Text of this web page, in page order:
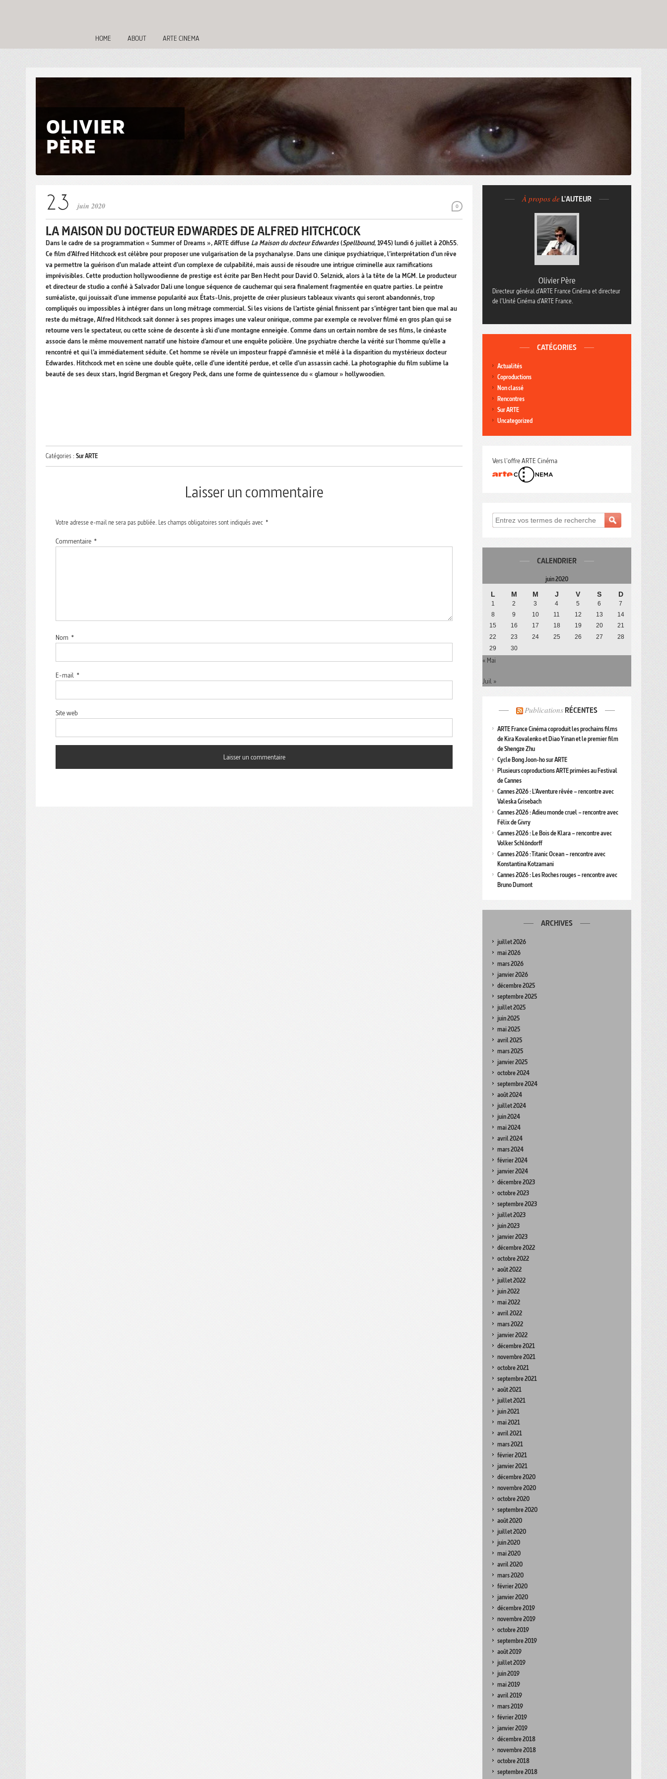
HOME ABOUT ARTE CINEMA
OLIVIER
PÈRE
0
juin 2020
LA MAISON DU DOCTEUR EDWARDES DE ALFRED HITCHCOCK
Dans le cadre de sa programmation « Summer of Dreams », ARTE diffuse La Maison du docteur Edwardes(Spellbound, 1945) lundi 6 juillet à 20h55.
Ce film d’Alfred Hitchcock est célèbre pour proposer une vulgarisation de la psychanalyse. Dans une clinique psychiatrique, l’interprétation d’un rêve
va permettre la guérison d’un malade atteint d’un complexe de culpabilité, mais aussi de résoudre une intrigue criminelle aux ramifications
imprévisibles. Cette production hollywoodienne de prestige est écrite par Ben Hecht pour David O. Selznick, alors à la tête de la MGM. Le producteur
et directeur de studio a confié à Salvador Dali une longue séquence de cauchemar qui sera finalement fragmentée en quatre parties. Le peintre
surréaliste, qui jouissait d’une immense popularité aux États-Unis, projette de créer plusieurs tableaux vivants qui seront abandonnés, trop
compliqués ou impossibles à intégrer dans un long métrage commercial. Si les visions de l’artiste génial finissent par s’intégrer tant bien que mal au
reste du métrage, Alfred Hitchcock sait donner à ses propres images une valeur onirique, comme par exemple ce revolver filmé en gros plan qui se
retourne vers le spectateur, ou cette scène de descente à ski d’une montagne enneigée. Comme dans un certain nombre de ses films, le cinéaste
associe dans le même mouvement narratif une histoire d’amour et une enquête policière. Une psychiatre cherche la vérité sur l’homme qu’elle a
rencontré et qui l’a immédiatement séduite. Cet homme se révèle un imposteur frappé d’amnésie et mêlé à la disparition du mystérieux docteur
Edwardes. Hitchcock met en scène une double quête, celle d’une identité perdue, et celle d’un assassin caché. La photographie du film sublime la
beauté de ses deux stars, Ingrid Bergman et Gregory Peck, dans une forme de quintessence du « glamour » hollywoodien.
Catégories : Sur ARTE
Laisser un commentaire
Votre adresse e-mail ne sera pas publiée. Les champs obligatoires sont indiqués avec *
Commentaire *
Nom *
E-mail *
Site web
À propos de L'AUTEUR
Olivier Père
Directeur général d’ARTE France Cinéma et directeur
de l’Unité Cinéma d’ARTE France.
CATÉGORIES
Actualités
Coproductions
Non classé
Rencontres
Sur ARTE
Uncategorized
Vers l'offre ARTE Cinéma
CALENDRIER
juin 2020
L M M J V S D
1 2 3 4 5 6
7
8
9 10 11 12 13
14
15
16 17 18 19 20
21
22
23 24 25 26 27
28
29
30
« Mai
Juil »
Publications RÉCENTES
ARTE France Cinéma coproduit les prochains films
de Kira Kovalenko et Diao Yinan et le premier film
de Shengze Zhu
Cycle Bong Joon-ho sur ARTE
Plusieurs coproductions ARTE primées au Festival
de Cannes
Cannes 2026 : L’Aventure rêvée – rencontre avec
Valeska Grisebach
Cannes 2026 : Adieu monde cruel – rencontre avec
Félix de Givry
Cannes 2026 : Le Bois de Klara – rencontre avec
Volker Schlöndorff
Cannes 2026 : Titanic Ocean – rencontre avec
Konstantina Kotzamani
Cannes 2026 : Les Roches rouges – rencontre avec
Bruno Dumont
ARCHIVES
juillet 2026
mai 2026
mars 2026
janvier 2026
décembre 2025
septembre 2025
juillet 2025
juin 2025
mai 2025
avril 2025
mars 2025
janvier 2025
octobre 2024
septembre 2024
août 2024
juillet 2024
juin 2024
mai 2024
avril 2024
mars 2024
février 2024
janvier 2024
décembre 2023
octobre 2023
septembre 2023
juillet 2023
juin 2023
janvier 2023
décembre 2022
octobre 2022
août 2022
juillet 2022
juin 2022
mai 2022
avril 2022
mars 2022
janvier 2022
décembre 2021
novembre 2021
octobre 2021
septembre 2021
août 2021
juillet 2021
juin 2021
mai 2021
avril 2021
mars 2021
février 2021
janvier 2021
décembre 2020
novembre 2020
octobre 2020
septembre 2020
août 2020
juillet 2020
juin 2020
mai 2020
avril 2020
mars 2020
février 2020
janvier 2020
décembre 2019
novembre 2019
octobre 2019
septembre 2019
août 2019
juillet 2019
juin 2019
mai 2019
avril 2019
mars 2019
février 2019
janvier 2019
décembre 2018
novembre 2018
octobre 2018
septembre 2018